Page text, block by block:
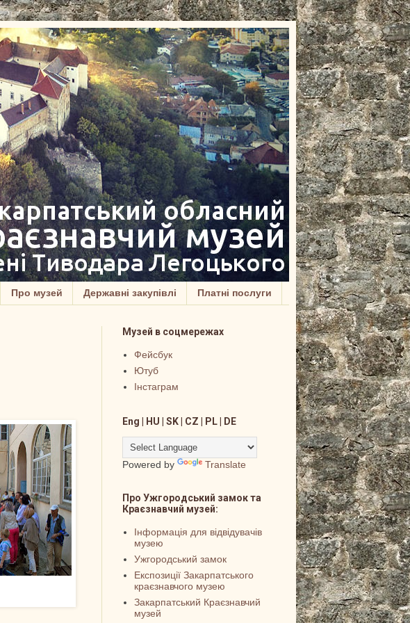
Про музей Державні закупівлі Платні послуги
Музей в соцмережах
Фейсбук
Ютуб
Інстаграм
Eng | HU | SK | CZ | PL | DE
Powered by Translate
Про Ужгородський замок та
Краєзнавчий музей:
Інформація для відвідувачів
музею
Ужгородський замок
Експозиції Закарпатського
краєзнавчого музею
Закарпатський Краєзнавчий
музей